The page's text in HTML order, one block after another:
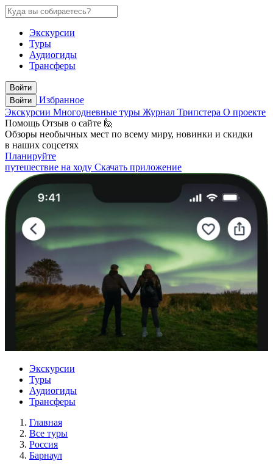
Экскурсии
Туры
Аудиогиды
Трансферы
Войти
Войти
Избранное
Экскурсии Многодневные туры Журнал Трипстера О проекте
Помощь Отзыв о сайте 🙋
Обзоры необычных мест по всему миру, новинки и скидки
в наших соцсетях
Планируйте
путешествие на ходу Скачать приложение
Экскурсии
Туры
Аудиогиды
Трансферы
Главная
Все туры
Россия
Барнаул